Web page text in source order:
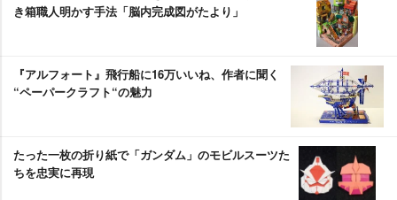
き箱職人明かす手法「脳内完成図がたより」
『アルフォート』飛行船に16万いいね、作者に聞く
“ペーパークラフト“の魅力
たった一枚の折り紙で「ガンダム」のモビルスーツた
ちを忠実に再現